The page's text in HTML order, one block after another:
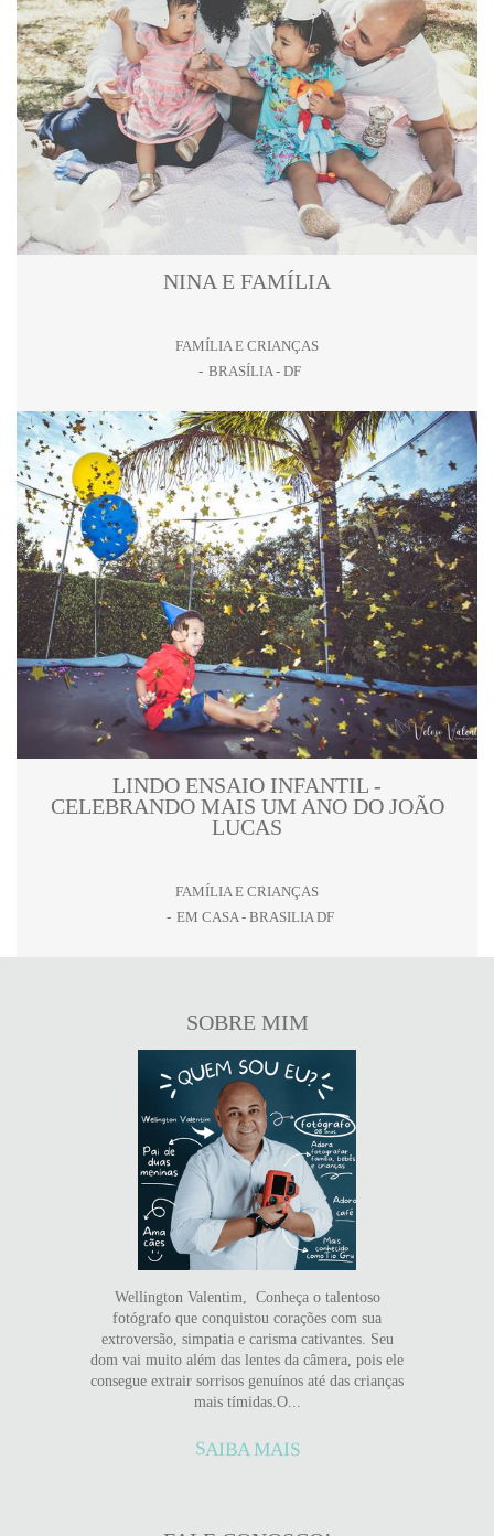
NINA E FAMÍLIA
FAMÍLIA E CRIANÇAS
BRASÍLIA - DF
LINDO ENSAIO INFANTIL -
CELEBRANDO MAIS UM ANO DO JOÃO
LUCAS
FAMÍLIA E CRIANÇAS
EM CASA - BRASILIA DF
SOBRE MIM
Wellington Valentim, Conheça o talentoso
fotógrafo que conquistou corações com sua
extroversão, simpatia e carisma cativantes. Seu
dom vai muito além das lentes da câmera, pois ele
consegue extrair sorrisos genuínos até das crianças
mais tímidas.O...
SAIBA MAIS